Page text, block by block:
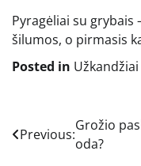
Pyragėliai su
šilumos, o pirmasis
Posted in Užkandžiai
Navigacija
Previous:
Grožio
oda?